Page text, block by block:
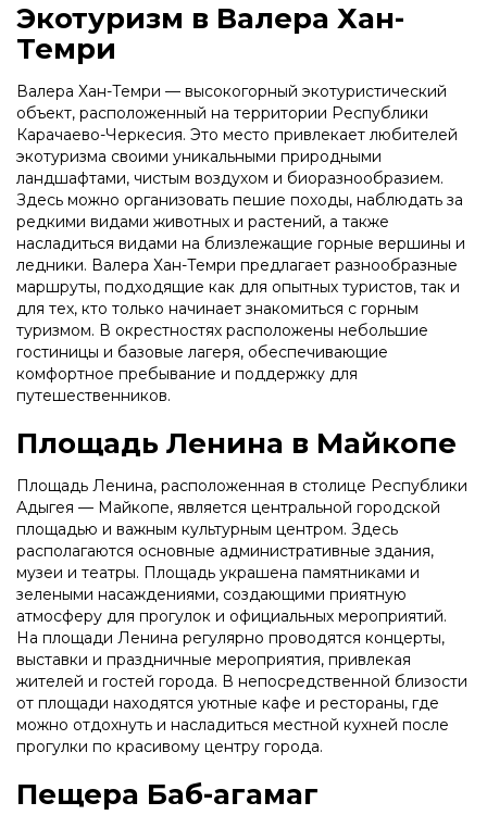
Экотуризм в Валера Хан-
Темри
Валера Хан-Темри — высокогорный экотуристический
объект, расположенный на территории Республики
Карачаево-Черкесия. Это место привлекает любителей
экотуризма своими уникальными природными
ландшафтами, чистым воздухом и биоразнообразием.
Здесь можно организовать пешие походы, наблюдать за
редкими видами животных и растений, а также
насладиться видами на близлежащие горные вершины и
ледники. Валера Хан-Темри предлагает разнообразные
маршруты, подходящие как для опытных туристов, так и
для тех, кто только начинает знакомиться с горным
туризмом. В окрестностях расположены небольшие
гостиницы и базовые лагеря, обеспечивающие
комфортное пребывание и поддержку для
путешественников.
Площадь Ленина в Майкопе
Площадь Ленина, расположенная в столице Республики
Адыгея — Майкопе, является центральной городской
площадью и важным культурным центром. Здесь
располагаются основные административные здания,
музеи и театры. Площадь украшена памятниками и
зелеными насаждениями, создающими приятную
атмосферу для прогулок и официальных мероприятий.
На площади Ленина регулярно проводятся концерты,
выставки и праздничные мероприятия, привлекая
жителей и гостей города. В непосредственной близости
от площади находятся уютные кафе и рестораны, где
можно отдохнуть и насладиться местной кухней после
прогулки по красивому центру города.
Пещера Баб-агамаг